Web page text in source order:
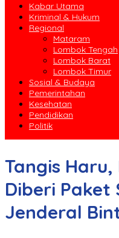
Kabar Utama
Kriminal & Hukum
Regional
Mataram
Lombok Tengah
Lombok Barat
Lombok Timur
Sosial & Budaya
Pemerintahan
Kesehatan
Pendidikan
Politik
Tangis
Diberi Paket
Jenderal